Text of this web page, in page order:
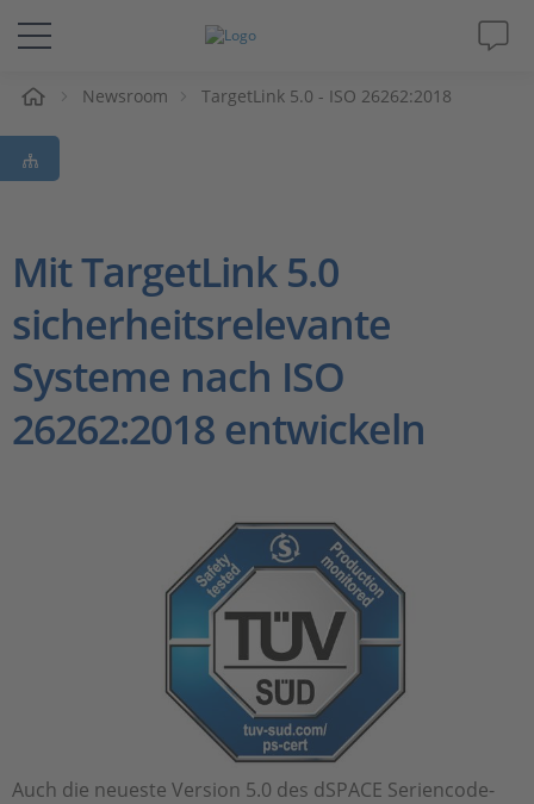
Lösungen & Produkte
Support
Magazin
Unternehmen
Karriere
Newsroom TargetLink 5.0 - ISO 26262:2018
Mit TargetLink 5.0
sicherheitsrelevante
Systeme nach ISO
26262:2018 entwickeln
Auch die neueste Version 5.0 des dSPACE Seriencode-